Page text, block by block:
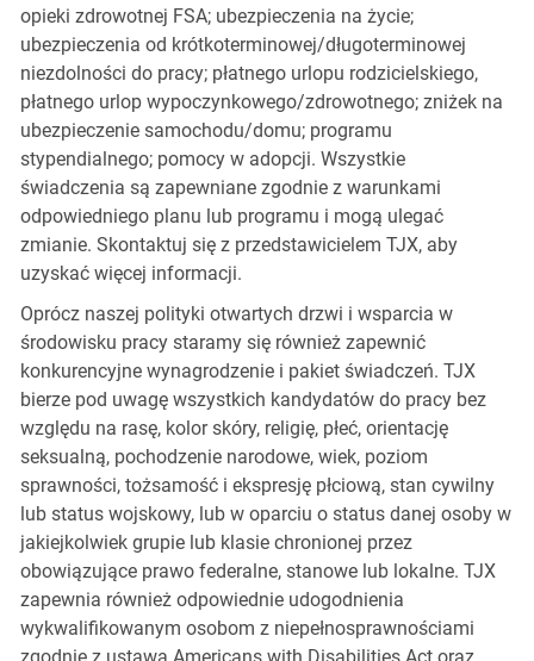
opieki zdrowotnej FSA; ubezpieczenia na życie;
ubezpieczenia od krótkoterminowej/długoterminowej
niezdolności do pracy; płatnego urlopu rodzicielskiego,
płatnego urlop wypoczynkowego/zdrowotnego; zniżek na
ubezpieczenie samochodu/domu; programu
stypendialnego; pomocy w adopcji. Wszystkie
świadczenia są zapewniane zgodnie z warunkami
odpowiedniego planu lub programu i mogą ulegać
zmianie. Skontaktuj się z przedstawicielem TJX, aby
uzyskać więcej informacji.
Oprócz naszej polityki otwartych drzwi i wsparcia w
środowisku pracy staramy się również zapewnić
konkurencyjne wynagrodzenie i pakiet świadczeń. TJX
bierze pod uwagę wszystkich kandydatów do pracy bez
względu na rasę, kolor skóry, religię, płeć, orientację
seksualną, pochodzenie narodowe, wiek, poziom
sprawności, tożsamość i ekspresję płciową, stan cywilny
lub status wojskowy, lub w oparciu o status danej osoby w
jakiejkolwiek grupie lub klasie chronionej przez
obowiązujące prawo federalne, stanowe lub lokalne. TJX
zapewnia również odpowiednie udogodnienia
wykwalifikowanym osobom z niepełnosprawnościami
zgodnie z ustawą Americans with Disabilities Act oraz